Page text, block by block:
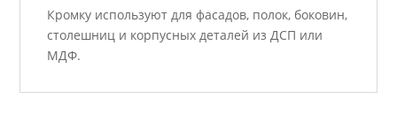
Кромку используют для фасадов, полок, боковин,
столешниц и корпусных деталей из ДСП или
МДФ.